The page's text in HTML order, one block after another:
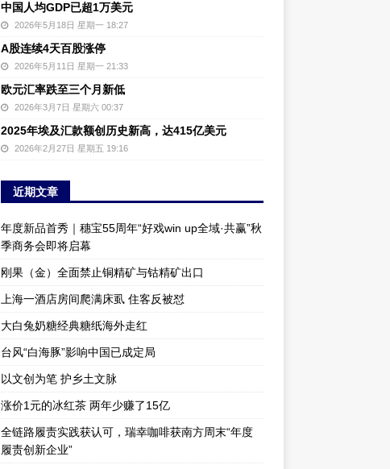
中国人均GDP已超1万美元
2026年5月18日 星期一 18:27
A股连续4天百股涨停
2026年5月11日 星期一 21:33
欧元汇率跌至三个月新低
2026年3月7日 星期六 00:37
2025年埃及汇款额创历史新高，达415亿美元
2026年2月27日 星期五 19:16
近期文章
年度新品首秀｜穗宝55周年“好戏win up全域·共赢”秋
季商务会即将启幕
刚果（金）全面禁止铜精矿与钴精矿出口
上海一酒店房间爬满床虱 住客反被怼
大白兔奶糖经典糖纸海外走红
台风“白海豚”影响中国已成定局
以文创为笔 护乡土文脉
涨价1元的冰红茶 两年少赚了15亿
全链路履责实践获认可，瑞幸咖啡获南方周末“年度
履责创新企业”